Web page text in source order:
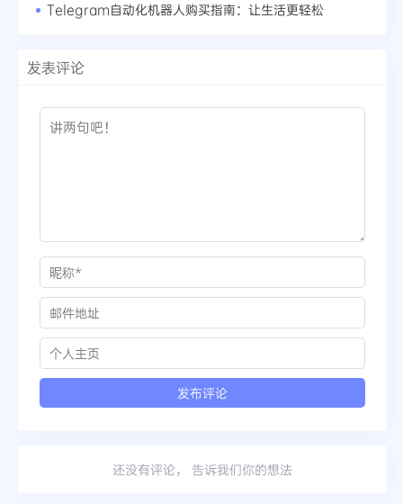
Telegram自动化机器人购买指南：让生活更轻松
发表评论
还没有评论， 告诉我们你的想法